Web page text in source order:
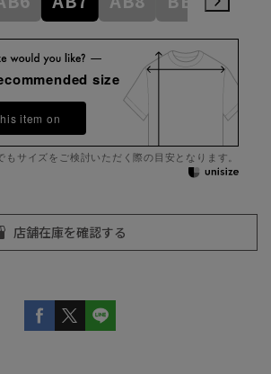
size
item on
もサイズをご検討いただく際の目安となります。